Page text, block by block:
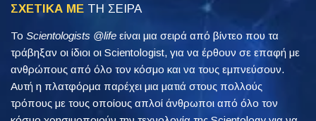
ΣΧΕΤΙΚΑ ΜΕ ΤΗ ΣΕΙΡΑ
Το Scientologists @life είναι μια σειρά από βίντεο που τα
τράβηξαν οι ίδιοι οι Scientologist, για να έρθουν σε επαφή με
ανθρώπους από όλο τον κόσμο και να τους εμπνεύσουν.
Αυτή η πλατφόρμα παρέχει μια ματιά στους πολλούς
τρόπους με τους οποίους απλοί άνθρωποι από όλο τον